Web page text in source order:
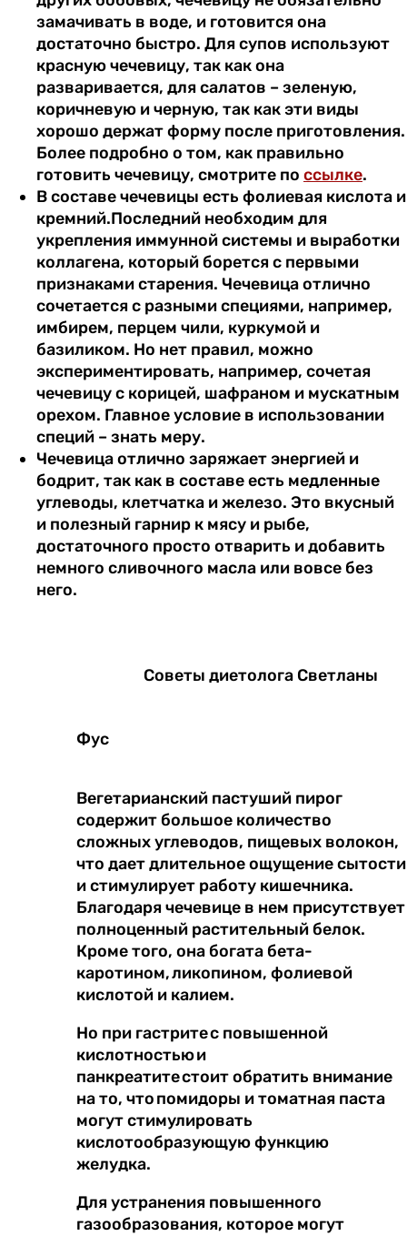
замачивать в воде, и готовится она
достаточно быстро. Для супов используют
красную чечевицу, так как она
разваривается, для салатов – зеленую,
коричневую и черную, так как эти виды
хорошо держат форму после приготовления.
Более подробно о том, как правильно
готовить чечевицу, смотрите по ссылке.
В составе чечевицы есть фолиевая кислота и
кремний.Последний необходим для
укрепления иммунной системы и выработки
коллагена, который борется с первыми
признаками старения. Чечевица отлично
сочетается с разными специями, например,
имбирем, перцем чили, куркумой и
базиликом. Но нет правил, можно
экспериментировать, например, сочетая
чечевицу с корицей, шафраном и мускатным
орехом. Главное условие в использовании
специй – знать меру.
Чечевица отлично заряжает энергией и
бодрит, так как в составе есть медленные
углеводы, клетчатка и железо. Это вкусный
и полезный гарнир к мясу и рыбе,
достаточного просто отварить и добавить
немного сливочного масла или вовсе без
него.
Советы диетолога Светланы
Фус
Вегетарианский пастуший пирог
содержит большое количество
сложных углеводов, пищевых волокон,
что дает длительное ощущение сытости
и стимулирует работу кишечника.
Благодаря чечевице в нем присутствует
полноценный растительный белок.
Кроме того, она богата бета-
каротином, ликопином, фолиевой
кислотой и калием.
Но при гастрите с повышенной
кислотностью и
панкреатите стоит обратить внимание
на то, что помидоры и томатная паста
могут стимулировать
кислотообразующую функцию
желудка.
Для устранения повышенного
газообразования, которое могут